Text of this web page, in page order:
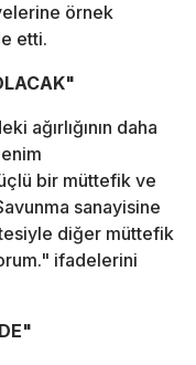
örnek
etti.
ağırlığının daha
bir müttefik ve
sanayisine
diğer müttefik
ifadelerini